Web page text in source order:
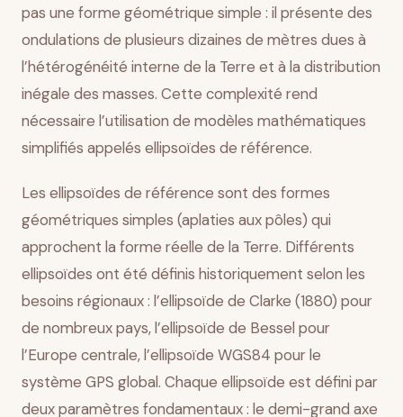
pas une forme géométrique simple : il présente des
ondulations de plusieurs dizaines de mètres dues à
l’hétérogénéité interne de la Terre et à la distribution
inégale des masses. Cette complexité rend
nécessaire l’utilisation de modèles mathématiques
simplifiés appelés ellipsoïdes de référence.
Les ellipsoïdes de référence sont des formes
géométriques simples (aplaties aux pôles) qui
approchent la forme réelle de la Terre. Différents
ellipsoïdes ont été définis historiquement selon les
besoins régionaux : l’ellipsoïde de Clarke (1880) pour
de nombreux pays, l’ellipsoïde de Bessel pour
l’Europe centrale, l’ellipsoïde WGS84 pour le
système GPS global. Chaque ellipsoïde est défini par
deux paramètres fondamentaux : le demi-grand axe